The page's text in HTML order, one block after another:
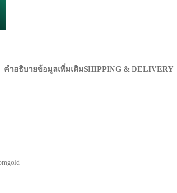
คำอธิบายข้อมูลเพิ่มเติมSHIPPING & DELIVERY